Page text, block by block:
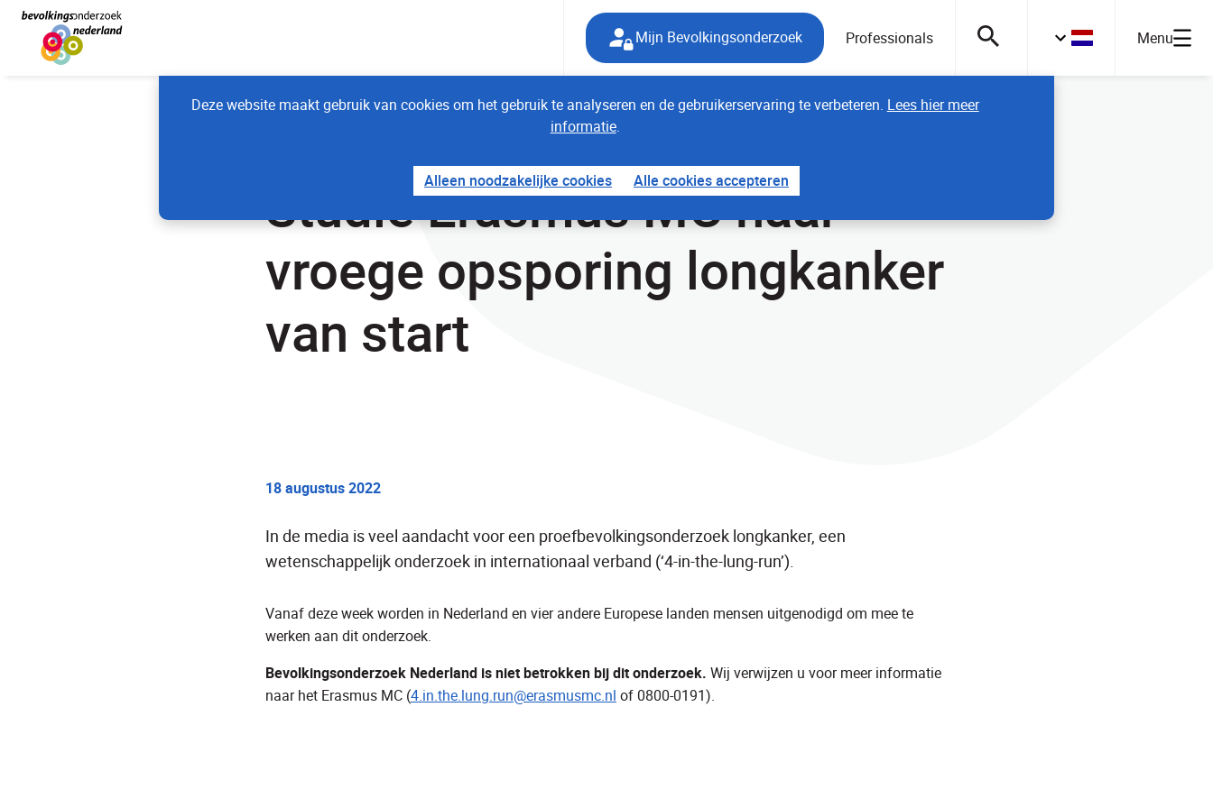
Deze website maakt gebruik van cookies om het gebruik te analyseren en de gebruikerservaring te verbeteren. Lees hier meer
informatie.
Alleen noodzakelijke cookies Alle cookies accepteren
Mijn Bevolkingsonderzoek Professionals Menu
Studie Erasmus MC naar
vroege opsporing longkanker
van start
18 augustus 2022
In de media is veel aandacht voor een proefbevolkingsonderzoek longkanker, een
wetenschappelijk onderzoek in internationaal verband (‘4-in-the-lung-run’).
Vanaf deze week worden in Nederland en vier andere Europese landen mensen uitgenodigd om mee te
werken aan dit onderzoek.
Bevolkingsonderzoek Nederland is niet betrokken bij dit onderzoek. Wij verwijzen u voor meer informatie
naar het Erasmus MC (4.in.the.lung.run@erasmusmc.nl of 0800-0191).